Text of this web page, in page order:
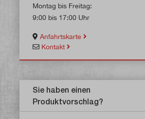
Montag bis Freitag:
9:00 bis 17:00 Uhr
Anfahrtskarte
Kontakt
Sie haben einen
Produktvorschlag?